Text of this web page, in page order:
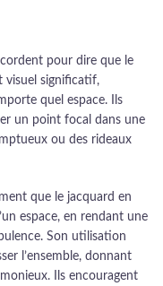
pour dire que le
visuel significatif,
quel espace. Ils
un point focal dans une
ou des rideaux
que le jacquard en
espace, en rendant une
Son utilisation
l’ensemble, donnant
Ils encouragent